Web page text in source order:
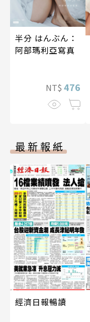
半分 はんぶん：
阿部瑪利亞寫真
NT$ 476
最新報紙
經濟日報暢讀